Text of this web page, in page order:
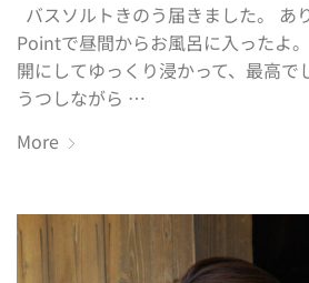
バスソルトきのう届きました。 あ
Pointで昼間からお風呂に入ったよ
開にしてゆっくり浸かって、最高で
うつしながら …
More